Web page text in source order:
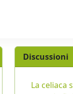
Discussioni
La celiaca